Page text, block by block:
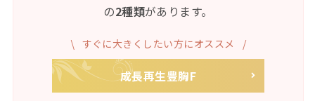
の2種類があります。
すぐに大きくしたい方にオススメ
成長再生豊胸F